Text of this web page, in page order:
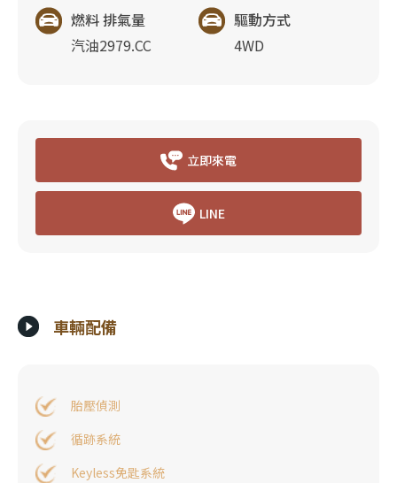
燃料 排氣量
汽油2979.CC
驅動方式
4WD
立即來電
LINE
車輛配備
胎壓偵測
循跡系統
Keyless免匙系統